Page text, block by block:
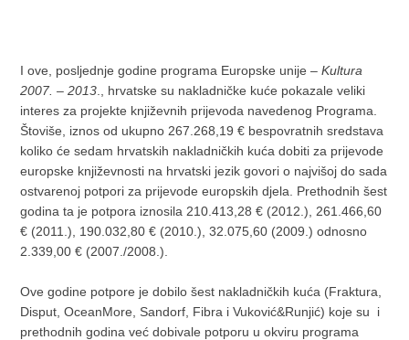
I ove, posljednje godine programa Europske unije –Kultura
2007. – 2013 ., hrvatske su nakladničke kuće pokazale veliki
interes za projekte književnih prijevoda navedenog Programa.
Štoviše, iznos od ukupno 267.268,19 € bespovratnih sredstava
koliko će sedam hrvatskih nakladničkih kuća dobiti za prijevode
europske književnosti na hrvatski jezik govori o najvišoj do sada
ostvarenoj potpori za prijevode europskih djela. Prethodnih šest
godina ta je potpora iznosila 210.413,28 € (2012.), 261.466,60
€ (2011.), 190.032,80 € (2010.), 32.075,60 (2009.) odnosno
2.339,00 € (2007./2008.).
Ove godine potpore je dobilo šest nakladničkih kuća (Fraktura,
Disput, OceanMore, Sandorf, Fibra i Vuković&Runjić) koje su i
prethodnih godina već dobivale potporu u okviru programa